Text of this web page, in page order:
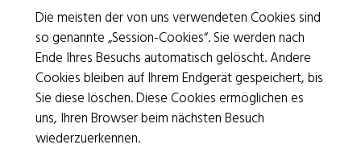
Spenden
Kontakt / Öffnungszeiten
Impressum/Datenschutz
Freiwilligeneinsätze/
Die meisten der von uns verwendeten Cookies sind
so genannte „Session-Cookies“. Sie werden nach
Ende Ihres Besuchs automatisch gelöscht. Andere
Cookies bleiben auf Ihrem Endgerät gespeichert, bis
Sie diese löschen. Diese Cookies ermöglichen es
uns, Ihren Browser beim nächsten Besuch
wiederzuerkennen.